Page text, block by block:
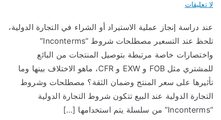
تعليقات
دراسة إنجاز عملية الاستيراد أو الشراء في التجارة الدولية،
تلحظ عند التسعير مصطلحات شروط “Inconterms”
خاصة مرتبطة بتوصيل المنتجات من البائع
للمشتري مثل FOB و EXW و CFR، ماهو الاختلاف بينها وما
على سعر المنتج وضمان الثقة؟ مصطلحات وشروط
الدولية عند البيع تتكون شروط التجارة الدولية